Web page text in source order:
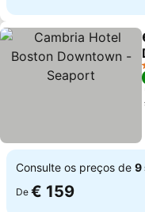
Consulte os preços de 9
De € 159